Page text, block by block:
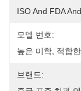
ISO And FDA
모델 번호:
높은 미학, 적합
브랜드: